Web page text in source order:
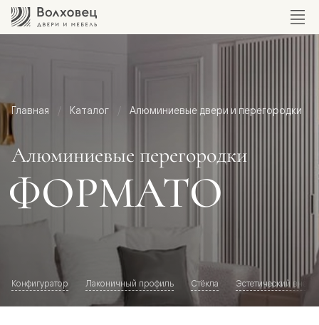
Главная Каталог Алюминиевые двери и перегородки
Алюминиевые перегородки
ФОРМАТО
Конфигуратор Лаконичный профиль Стёкла Эстетический